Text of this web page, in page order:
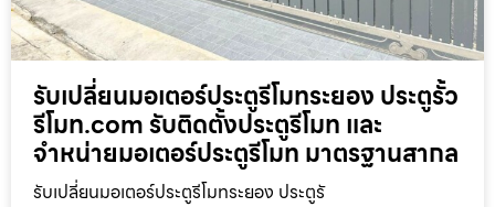
รับเปลี่ยนมอเตอร์ประตูรีโมทระยอง ประตูรั้ว
รีโมท.com รับติดตั้งประตูรีโมท และ
จำหน่ายมอเตอร์ประตูรีโมท มาตรฐานสากล
รับเปลี่ยนมอเตอร์ประตูรีโมทระยอง ประตูรั